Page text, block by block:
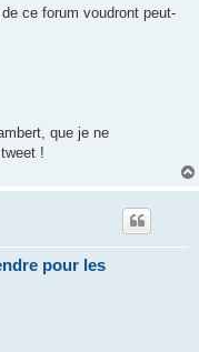
ce forum voudront peut-
que je ne
!
pour les